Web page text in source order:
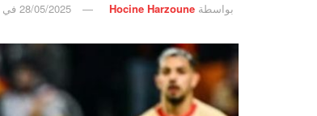
بواسطة Hocine Harzoune
28/05/2025 في